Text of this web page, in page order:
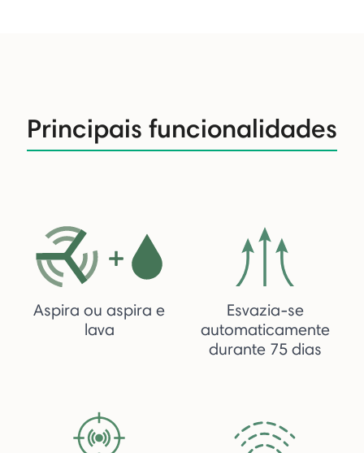
Principais funcionalidades
Aspira ou aspira e
lava
Esvazia-se
automaticamente
durante 75 dias